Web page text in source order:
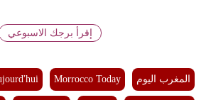
إقرأ برجك الاسبوعي
المغرب اليوم Morrocco Today